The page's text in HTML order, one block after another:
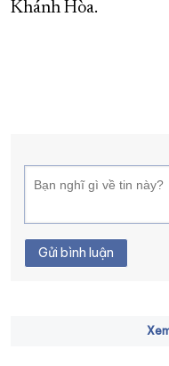
Khánh Hòa.
Gửi bình luận